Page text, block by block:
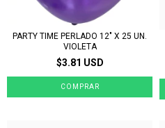
PARTY TIME PERLADO 12" X 25 UN.
VIOLETA
$3.81 USD